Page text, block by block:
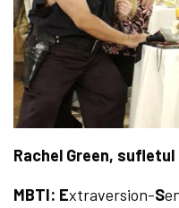
Rachel Green,
MBTI: Extraversion-S